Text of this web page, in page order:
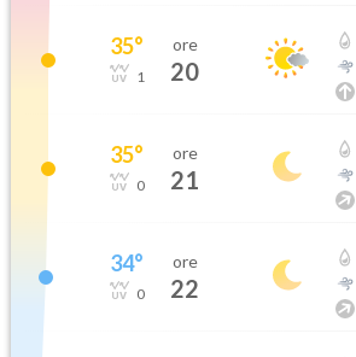
35°
1
ore
20
35°
0
ore
21
34°
0
ore
22